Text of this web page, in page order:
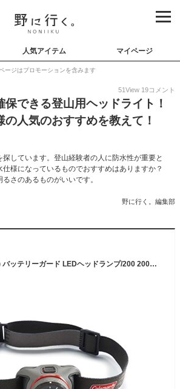
人気アイテム マイページ
ージはプロモーションを含みます
51View 19コメント
保できる登山用ヘッドライト！
の人気のおすすめを教えて！
しています。登山経験者の人に防水性が重要と
様になっているものでおすすめはありますか？
さのあるものがいいです。
野に行く。編集部
Coleman(コールマン) バッテリーガード LEDヘッドランプ/200 2000034225